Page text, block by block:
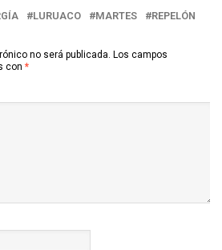
LURUACO MARTES REPELÓN
no será publicada. Los campos
con *